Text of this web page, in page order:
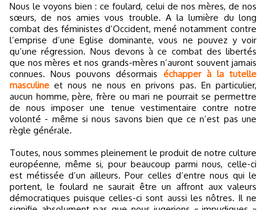
Nous le voyons bien : ce foulard, celui de nos mères, de nos
sœurs, de nos amies vous trouble. A la lumière du long
combat des féministes d’Occident, mené notamment contre
l’emprise d’une Eglise dominante, vous ne pouvez y voir
qu’une régression. Nous devons à ce combat des libertés
que nos mères et nos grands-mères n’auront souvent jamais
connues. Nous pouvons désormais échapper à la tutelle
masculine et nous ne nous en privons pas. En particulier,
aucun homme, père, frère ou mari ne pourrait se permettre
de nous imposer une tenue vestimentaire contre notre
volonté - même si nous savons bien que ce n’est pas une
règle générale.
Toutes, nous sommes pleinement le produit de notre culture
européenne, même si, pour beaucoup parmi nous, celle-ci
est métissée d’un ailleurs. Pour celles d’entre nous qui le
portent, le foulard ne saurait être un affront aux valeurs
démocratiques puisque celles-ci sont aussi les nôtres. Il ne